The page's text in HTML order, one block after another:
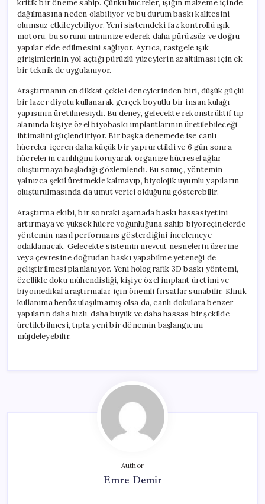
kritik bir öneme sahip. Çünkü hücreler, ışığın malzeme içinde
dağılmasına neden olabiliyor ve bu durum baskı kalitesini
olumsuz etkileyebiliyor. Yeni sistemdeki faz kontrollü ışık
motoru, bu sorunu minimize ederek daha pürüzsüz ve doğru
yapılar elde edilmesini sağlıyor. Ayrıca, rastgele ışık
girişimlerinin yol açtığı pürüzlü yüzeylerin azaltılması için ek
bir teknik de uygulanıyor.
Araştırmanın en dikkat çekici deneylerinden biri, düşük güçlü
bir lazer diyotu kullanarak gerçek boyutlu bir insan kulağı
yapısının üretilmesiydi. Bu deney, gelecekte rekonstrüktif tıp
alanında kişiye özel biyobaskı implantlarının üretilebileceği
ihtimalini güçlendiriyor. Bir başka denemede ise canlı
hücreler içeren daha küçük bir yapı üretildi ve 6 gün sonra
hücrelerin canlılığını koruyarak organize hücresel ağlar
oluşturmaya başladığı gözlemlendi. Bu sonuç, yöntemin
yalnızca şekil üretmekle kalmayıp, biyolojik uyumlu yapıların
oluşturulmasında da umut verici olduğunu gösterebilir.
Araştırma ekibi, bir sonraki aşamada baskı hassasiyetini
artırmaya ve yüksek hücre yoğunluğuna sahip biyoreçinelerde
yöntemin nasıl performans gösterdiğini incelemeye
odaklanacak. Gelecekte sistemin mevcut nesnelerin üzerine
veya çevresine doğrudan baskı yapabilme yeteneği de
geliştirilmesi planlanıyor. Yeni holografik 3D baskı yöntemi,
özellikle doku mühendisliği, kişiye özel implant üretimi ve
biyomedikal araştırmalar için önemli fırsatlar sunabilir. Klinik
kullanıma henüz ulaşılmamış olsa da, canlı dokulara benzer
yapıların daha hızlı, daha büyük ve daha hassas bir şekilde
üretilebilmesi, tıpta yeni bir dönemin başlangıcını
müjdeleyebilir.
Author
Emre Demir